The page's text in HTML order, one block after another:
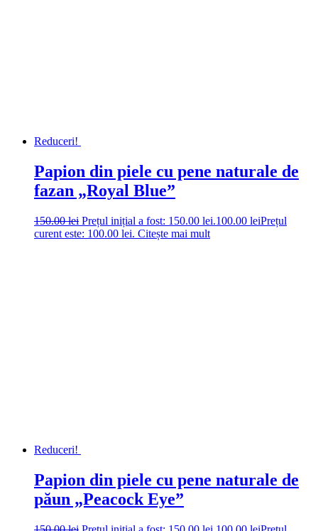
Reduceri!
Papion din piele cu pene naturale de
fazan „Royal Blue”
150.00lei Prețul inițial a fost: 150.00 lei.100.00 leiPrețul
curent este: 100.00 lei. Citește mai mult
Reduceri!
Papion din piele cu pene naturale de
păun „Peacock Eye”